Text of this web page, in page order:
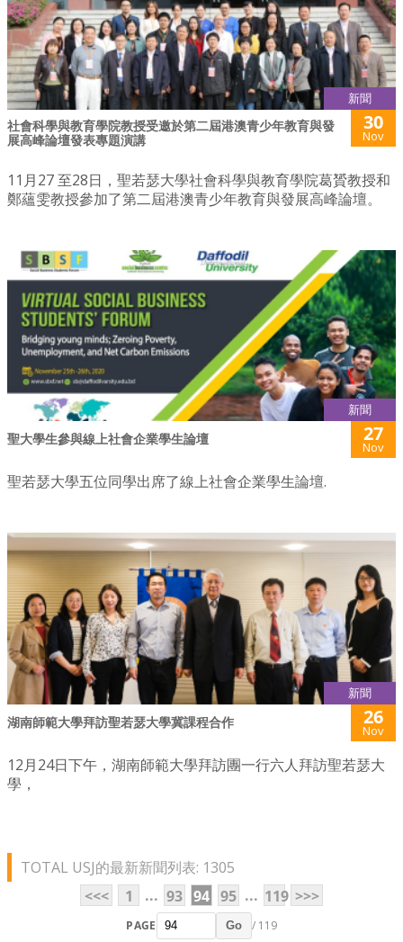
新聞
社會科學與教育學院教授受邀於第二屆港澳青少年教育與發
展高峰論壇發表專題演講
30
Nov
11月27 至28日，聖若瑟大學社會科學與教育學院葛贇教授和
鄭蘊雯教授參加了第二屆港澳青少年教育與發展高峰論壇。
新聞
聖大學生參與線上社會企業學生論壇 27
Nov
聖若瑟大學五位同學出席了線上社會企業學生論壇.
新聞
湖南師範大學拜訪聖若瑟大學冀課程合作 26
Nov
12月24日下午，湖南師範大學拜訪團一行六人拜訪聖若瑟大
學，
TOTAL USJ的最新新聞列表: 1305
<<<
1 ... 93 94 95 ... 119 >>>
PAGE Go / 119